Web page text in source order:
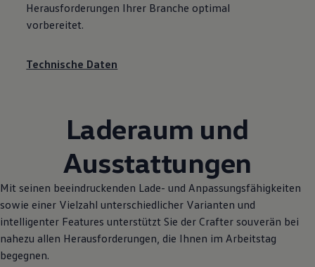
Herausforderungen Ihrer Branche optimal
vorbereitet.
Technische Daten
Laderaum und
Ausstattungen
Mit seinen beeindruckenden Lade- und Anpassungsfähigkeiten
sowie einer Vielzahl unterschiedlicher Varianten und
intelligenter Features unterstützt Sie der Crafter souverän bei
nahezu allen Herausforderungen, die Ihnen im Arbeitstag
begegnen.